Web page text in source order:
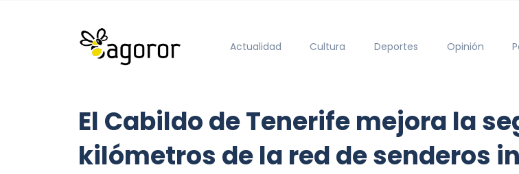
Actualidad Cultura Deportes Opinión
El Cabildo de Tenerife mejora la
kilómetros de la red de senderos